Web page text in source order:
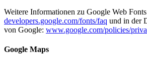
Weitere Informationen zu Google Web
developers.google.com/fonts/faq und in der
von Google: www.google.com/policies/
Google Maps